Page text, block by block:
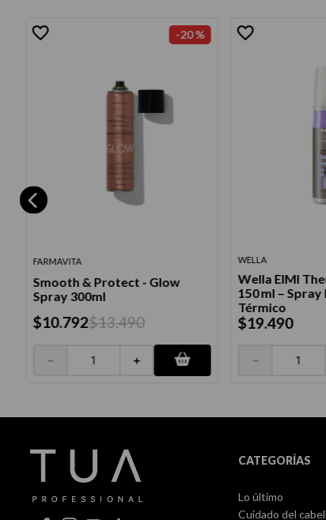
-20 %
FARMAVITA
Smooth & Protect - Glow
Spray 300ml
$10.792$13.490
＋
－
WELLA
Wella EIMI
150 ml –
Térmico
$19.490
－
CATEGORÍAS
Lo último
Cuidado del